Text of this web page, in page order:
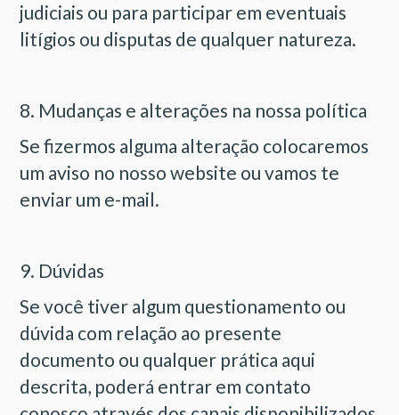
judiciais ou para participar em eventuais
litígios ou disputas de qualquer natureza.
8. Mudanças e alterações na nossa política
Se fizermos alguma alteração colocaremos
um aviso no nosso website ou vamos te
enviar um e-mail.
9. Dúvidas
Se você tiver algum questionamento ou
dúvida com relação ao presente
documento ou qualquer prática aqui
descrita, poderá entrar em contato